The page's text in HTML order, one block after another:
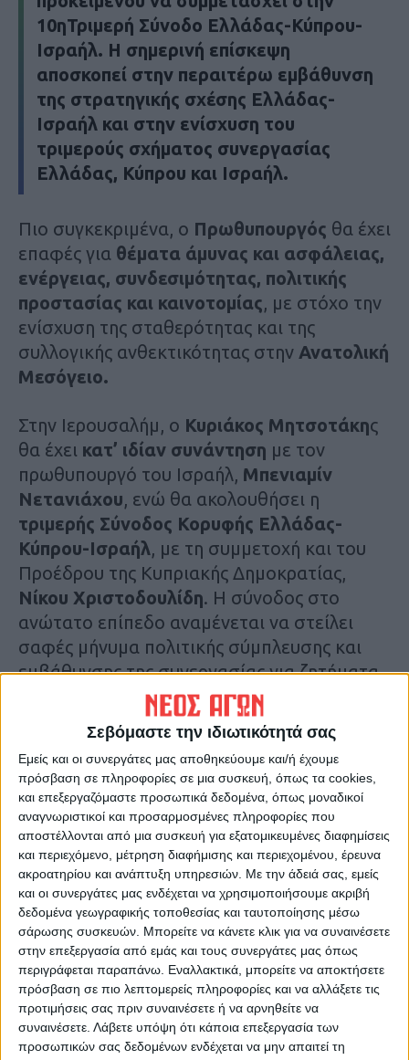
Σεβόμαστε την ιδιωτικότητά σας
Εμείς και οι συνεργάτες μας αποθηκεύουμε και/ή έχουμε
πρόσβαση σε πληροφορίες σε μια συσκευή, όπως τα cookies,
και επεξεργαζόμαστε προσωπικά δεδομένα, όπως μοναδικοί
αναγνωριστικοί και προσαρμοσμένες πληροφορίες που
αποστέλλονται από μια συσκευή για εξατομικευμένες διαφημίσεις
και περιεχόμενο, μέτρηση διαφήμισης και περιεχομένου, έρευνα
ακροατηρίου και ανάπτυξη υπηρεσιών. Με την άδειά σας, εμείς
και οι συνεργάτες μας ενδέχεται να χρησιμοποιήσουμε ακριβή
δεδομένα γεωγραφικής τοποθεσίας και ταυτοποίησης μέσω
σάρωσης συσκευών. Μπορείτε να κάνετε κλικ για να συναινέσετε
στην επεξεργασία από εμάς και τους συνεργάτες μας όπως
περιγράφεται παραπάνω. Εναλλακτικά, μπορείτε να αποκτήσετε
πρόσβαση σε πιο λεπτομερείς πληροφορίες και να αλλάξετε τις
προτιμήσεις σας πριν συναινέσετε ή να αρνηθείτε να
συναινέσετε. Λάβετε υπόψη ότι κάποια επεξεργασία των
προσωπικών σας δεδομένων ενδέχεται να μην απαιτεί τη
10ηΤριμερή Σύνοδο Ελλάδας-Κύπρου-
Ισραήλ. Η σημερινή επίσκεψη
αποσκοπεί στην περαιτέρω εμβάθυνση
της στρατηγικής σχέσης Ελλάδας-
Ισραήλ και στην ενίσχυση του
τριμερούς σχήματος συνεργασίας
Ελλάδας, Κύπρου και Ισραήλ.
Πιο συγκεκριμένα, ο Πρωθυπουργός θα έχει
επαφές για θέματα άμυνας και ασφάλειας,
ενέργειας, συνδεσιμότητας, πολιτικής
προστασίας και καινοτομίας, με στόχο την
ενίσχυση της σταθερότητας και της
συλλογικής ανθεκτικότητας στην Ανατολική
Μεσόγειο.
Στην Ιερουσαλήμ, ο Κυριάκος Μητσοτάκης
θα έχει κατ’ ιδίαν συνάντηση με τον
πρωθυπουργό του Ισραήλ, Μπενιαμίν
Νετανιάχου, ενώ θα ακολουθήσει η
τριμερής Σύνοδος Κορυφής Ελλάδας-
Κύπρου-Ισραήλ, με τη συμμετοχή και του
Προέδρου της Κυπριακής Δημοκρατίας,
Νίκου Χριστοδουλίδη. Η σύνοδος στο
ανώτατο επίπεδο αναμένεται να στείλει
σαφές μήνυμα πολιτικής σύμπλευσης και
εμβάθυνσης της συνεργασίας για ζητήματα
κοινού ενδιαφέροντος, καθώς και για τη
διασφάλιση της ειρήνης και της
σταθερότητας στην ευρύτερη περιοχή
Παράλληλα, η επίσκεψη εντάσσεται στη
διαχρονική στρατηγική τηςΕλλάδας να
λειτουργεί ως αξιόπιστος και έντιμος
συνομιλητής στην περιοχή . Στο πλαίσιο
αυτό, οΚυριάκος Μητσοτάκης θα
επισκεφθεί και τη Ραμάλα,όπου θα
συναντηθεί με τονΠρόεδρο της
Παλαιστινιακής Αρχής, Μαχμούντ Αμπάς,
επαναβεβαιώνοντας την πάγια ελληνική
θέση υπέρ της πολιτικής διευθέτησης του
Παλαιστινιακού και της λύσης των δύο